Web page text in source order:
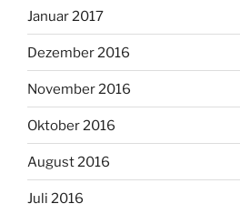
Januar 2017
Dezember 2016
November 2016
Oktober 2016
August 2016
Juli 2016